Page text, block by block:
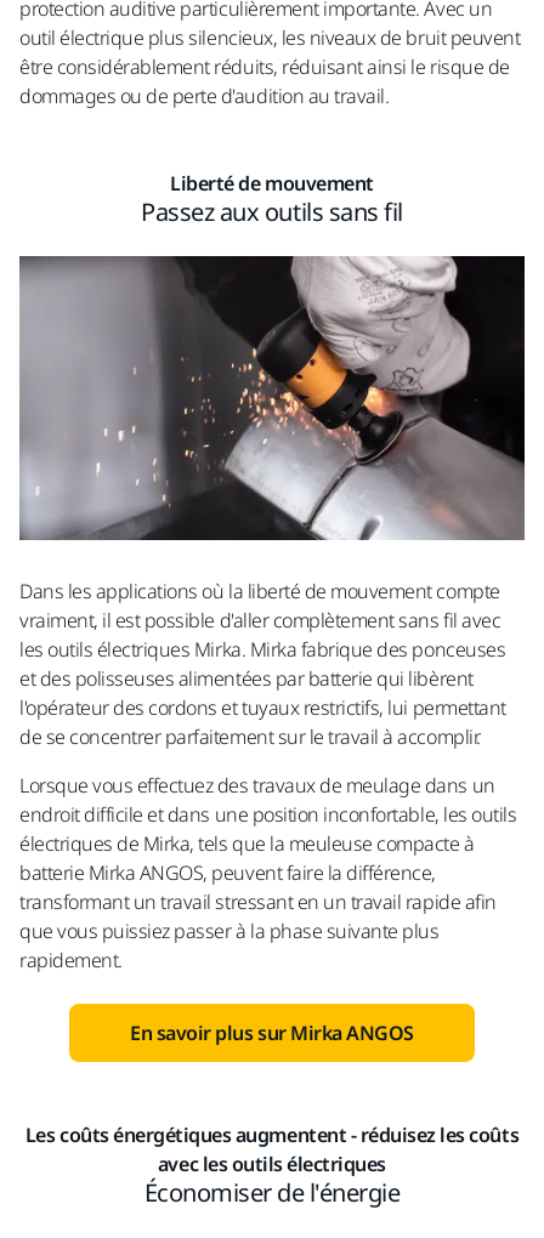
protection auditive particulièrement importante. Avec un
outil électrique plus silencieux, les niveaux de bruit peuvent
être considérablement réduits, réduisant ainsi le risque de
dommages ou de perte d'audition au travail.
Liberté de mouvement
Passez aux outils sans fil
Dans les applications où la liberté de mouvement compte
vraiment, il est possible d'aller complètement sans fil avec
les outils électriques Mirka. Mirka fabrique des ponceuses
et des polisseuses alimentées par batterie qui libèrent
l'opérateur des cordons et tuyaux restrictifs, lui permettant
de se concentrer parfaitement sur le travail à accomplir.
Lorsque vous effectuez des travaux de meulage dans un
endroit difficile et dans une position inconfortable, les outils
électriques de Mirka, tels que la meuleuse compacte à
batterie Mirka ANGOS, peuvent faire la différence,
transformant un travail stressant en un travail rapide afin
que vous puissiez passer à la phase suivante plus
rapidement.
En savoir plus sur Mirka ANGOS
Les coûts énergétiques augmentent - réduisez les coûts
avec les outils électriques
Économiser de l'énergie